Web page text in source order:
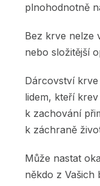
plnohodnotně
Bez krve nelze
nebo složitější
Dárcovství
lidem, kteří
k zachování
k záchraně
Může nastat
někdo z Vašich